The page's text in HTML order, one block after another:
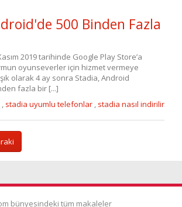
500 Binden Fazla
2019 tarihinde Google Play Store’a
oyunseverler için hizmet vermeye
olarak 4 ay sonra Stadia, Android
fazla bir [...]
, stadia uyumlu telefonlar, stadia nasıl indirilir
bünyesindeki tüm makaleler